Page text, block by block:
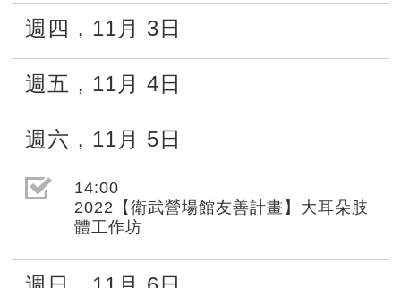
週四 ， 11月 3日
週五 ， 11月 4日
週六 ， 11月 5日
選取節目(未勾選)
14:00
2022【衛武營場館友善計畫】大耳朵肢
體工作坊